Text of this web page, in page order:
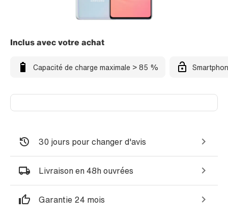
Inclus avec votre achat
Capacité de charge maximale > 85 %
30 jours pour changer d'avis
Livraison en 48h ouvrées
Garantie 24 mois